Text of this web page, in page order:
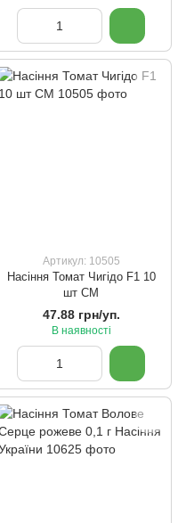
Артикул: 10505
Насіння Томат Чигідо F1 10
шт СМ
47.88 грн/уп.
В наявності